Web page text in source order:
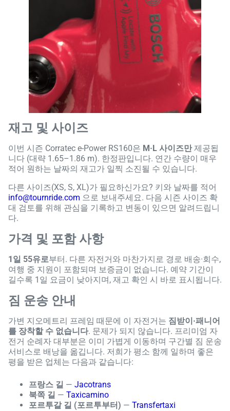
재고 및 사이즈
이번 시즌 Corratec e-Power RS160은 M·L 사이즈만제공됩
니다 (대략 1.65–1.86 m). 한정판입니다. 연간 수량이 매우
적어 원하는 날짜의 재고가 일찍 소진될 수 있습니다.
다른 사이즈(XS, S, XL)가 필요하신가요? 키와 날짜를 적어
info@tournride.com 으로 보내주세요. 다음 시즌 사이즈 확
대 검토를 위해 관심을 기록하고 변동이 있으면 알려드립니
다.
가격 및 포함 사항
1일 55유로부터. 다른 자전거와 마찬가지로 경로 배송·회수,
여행 중 지원이 포함되며 보증금이 없습니다. 예약 기간이
길수록 1일 요금이 낮아지며, 재고 확인 시 바로 표시됩니다.
짐 운송 안내
가변 지오메트리 프레임 때문에 이 자전거는 짐받이·패니어
를 장착할 수 없습니다. 문제가 되지 않습니다. 프리미엄 자
전거 순례자 대부분은 이미 가볍게 이동하며 구간별 짐 운송
서비스로 배낭을 옮깁니다. 저희가 평소 함께 일하며 좋은
평을 받은 업체는 다음과 같습니다:
프랑스 길 — Jacotrans
북쪽 길 — Taxicamino
포르투갈 길 (포르투부터) — Transfertaxi